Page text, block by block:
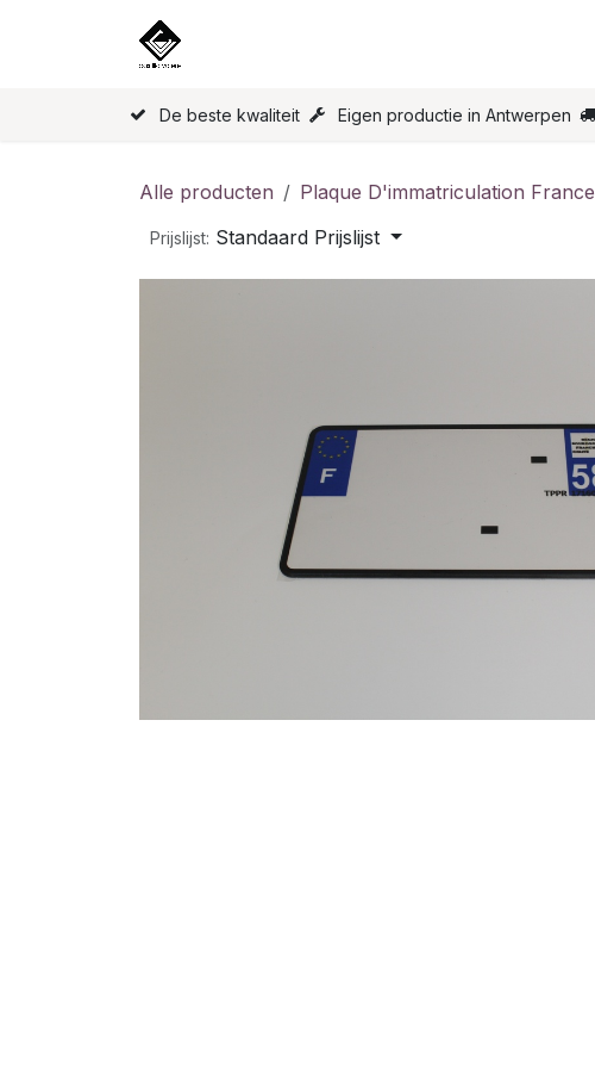
De beste kwaliteit Eigen productie in Antwerpen
Alle producten Plaque D'immatriculation France
Prijslijst: Standaard Prijslijst